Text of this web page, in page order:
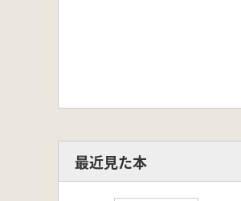
最近見た本